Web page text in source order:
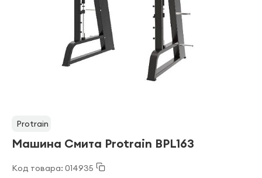
Protrain
Машина Смита Protrain BPL163
Код товара: 014935